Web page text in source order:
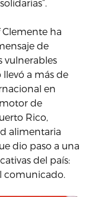
Clemente ha
de
vulnerables
a más de
en
de
Rico,
alimentaria
dio paso a una
del país:
comunicado.